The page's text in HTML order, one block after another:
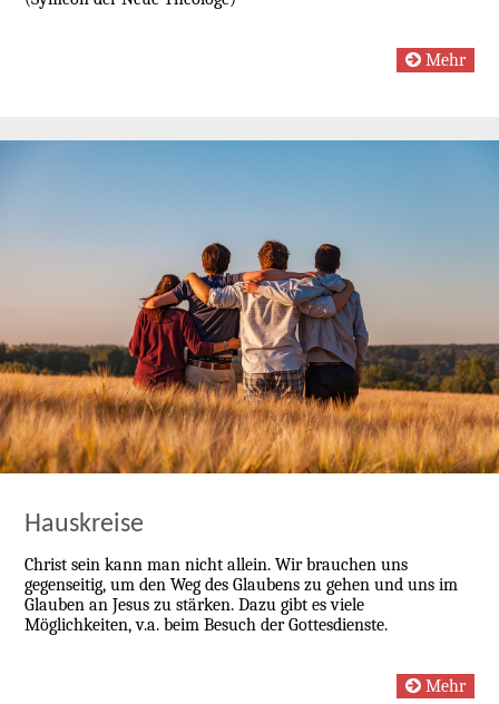
Mehr
Hauskreise
Christ sein kann man nicht allein. Wir brauchen uns
gegenseitig, um den Weg des Glaubens zu gehen und uns im
Glauben an Jesus zu stärken. Dazu gibt es viele
Möglichkeiten, v.a. beim Besuch der Gottesdienste.
Mehr